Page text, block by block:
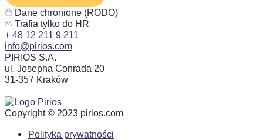
Dane chronione (RODO)
Trafia tylko do HR
+ 48 12 211 9 211
info@pirios.com
PIRIOS S.A.
ul. Josepha Conrada 20
31-357 Kraków
Copyright © 2023 pirios.com
Polityka prywatności